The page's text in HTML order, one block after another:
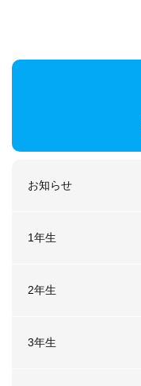
お知らせ
1年生
2年生
3年生